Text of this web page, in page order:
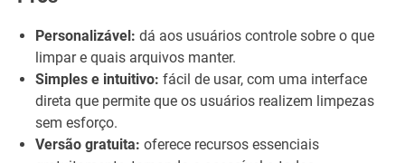
Personalizável: dá aos usuários controle sobre o que
limpar e quais arquivos manter.
Simples e intuitivo: fácil de usar, com uma interface
direta que permite que os usuários realizem limpezas
sem esforço.
Versão gratuita: oferece recursos essenciais